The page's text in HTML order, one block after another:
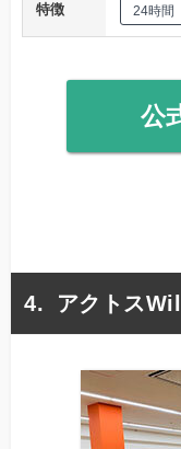
特徴 24時間
公
アクトス